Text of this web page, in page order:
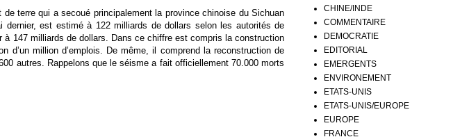
terre qui a secoué principalement la province chinoise du Sichuan
est estimé à 122 milliards de dollars selon les autorités de
147 milliards de dollars. Dans ce chiffre est compris la construction
d’un million d’emplois. De même, il comprend la reconstruction de
autres. Rappelons que le séisme a fait officiellement 70.000 morts
CHINE/INDE
COMMENTAIRE
DEMOCRATIE
EDITORIAL
EMERGENTS
ENVIRONEMENT
ETATS-UNIS
ETATS-UNIS/EUROPE
EUROPE
FRANCE